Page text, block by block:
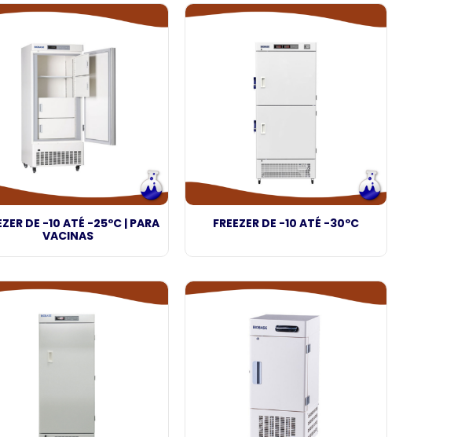
DE -10 ATÉ -25ºC | PARA
VACINAS
FREEZER DE -10 ATÉ -30ºC